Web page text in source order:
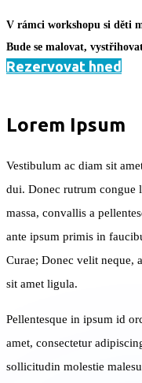
V rámci workshopu si děti
Bude se malovat,
Rezervovat hned
Lorem Ipsum
Vestibulum ac diam sit
dui. Donec rutrum congue
massa, convallis a
ante ipsum primis in
Curae; Donec velit neque,
sit amet ligula.
Pellentesque in ipsum id
amet, consectetur
sollicitudin molestie